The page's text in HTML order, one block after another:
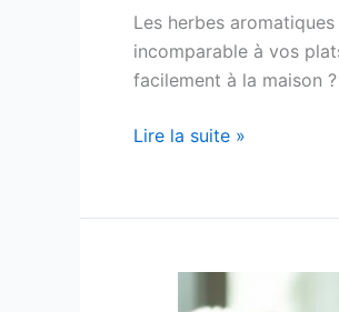
Les herbes
incomparable à vos
facilement à la maison
Comment
des
aromatiques
Lire la suite »